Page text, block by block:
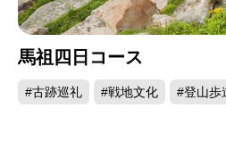
緑島灯台
馬祖四日コース
#古跡巡礼 #戦地文化 #登山歩